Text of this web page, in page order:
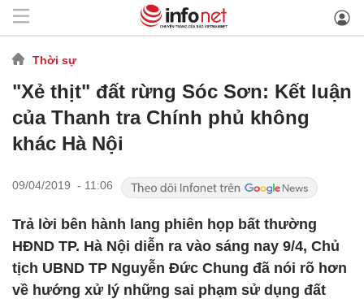
Thời sự
"Xẻ thịt" đất rừng Sóc Sơn: Kết luận
của Thanh tra Chính phủ không
khác Hà Nội
09/04/2019 - 11:06
Trả lời bên hành lang phiên họp bất thường
HĐND TP. Hà Nội diễn ra vào sáng nay 9/4, Chủ
tịch UBND TP Nguyễn Đức Chung đã nói rõ hơn
về hướng xử lý những sai phạm sử dụng đất